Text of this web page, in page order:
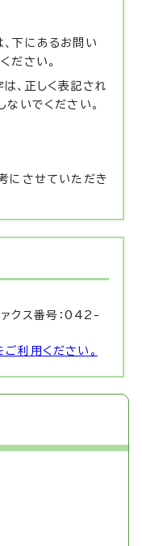
下にあるお問い
ださい。
、正しく表記され
ないでください。
にさせていただき
ス番号：042-
利用ください。